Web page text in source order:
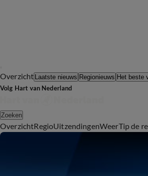
Overzicht Laatste nieuws Regionieuws Het beste
Volg Hart van Nederland
Zoeken
OverzichtRegioUitzendingenWeerTip de